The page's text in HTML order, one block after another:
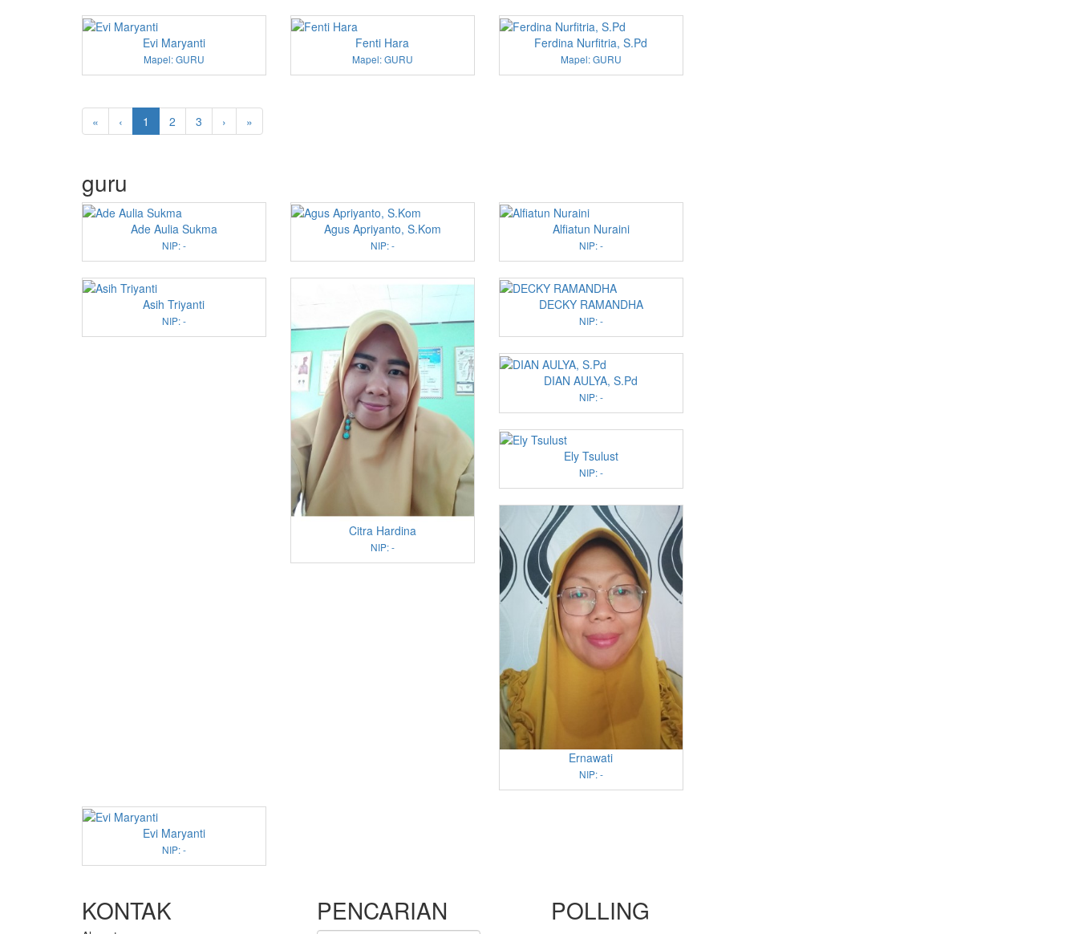
Evi Maryanti
Mapel: GURU
Fenti Hara
Mapel: GURU
Ferdina Nurfitria, S.Pd
Mapel: GURU
« ‹ 1 2 3 › »
guru
Ade Aulia Sukma
NIP: -
Agus Apriyanto, S.Kom
NIP: -
Alfiatun Nuraini
NIP: -
Asih Triyanti
NIP: -
Citra Hardina
NIP: -
DECKY RAMANDHA
NIP: -
DIAN AULYA, S.Pd
NIP: -
Ely Tsulust
NIP: -
Ernawati
NIP: -
Evi Maryanti
NIP: -
KONTAK PENCARIAN POLLING